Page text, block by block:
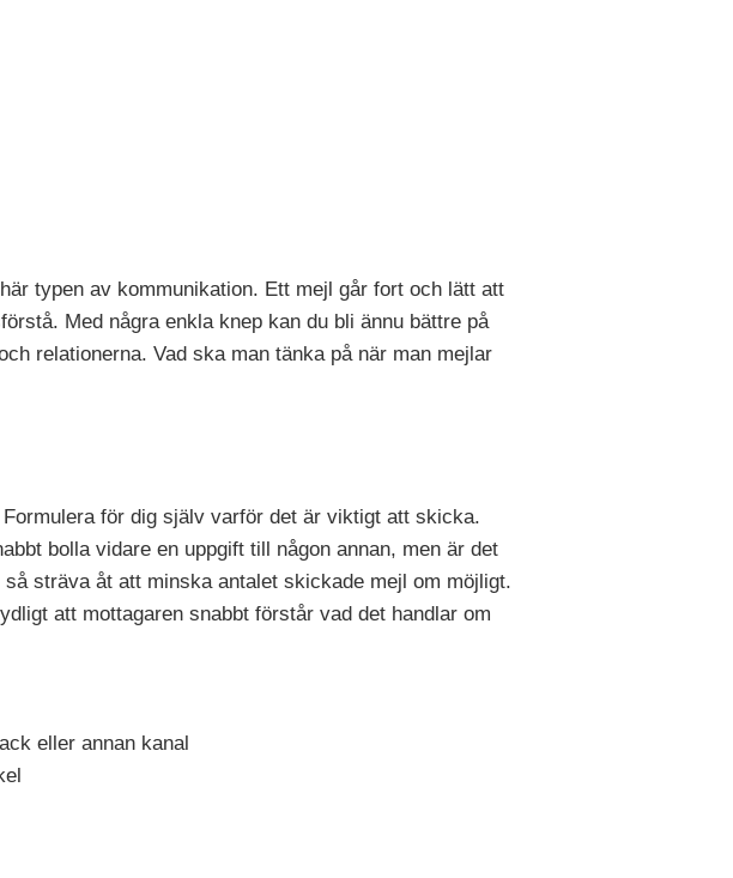
typen av kommunikation. Ett mejl går fort och lätt att
Med några enkla knep kan du bli ännu bättre på
relationerna. Vad ska man tänka på när man mejlar
för dig själv varför det är viktigt att skicka.
bolla vidare en uppgift till någon annan, men är det
sträva åt att minska antalet skickade mejl om möjligt.
att mottagaren snabbt förstår vad det handlar om
eller annan kanal